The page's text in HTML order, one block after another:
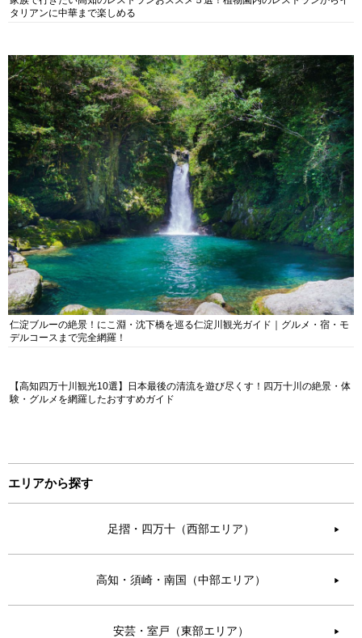
タリアンに中華まで楽しめる
仁淀ブルーの絶景！にこ淵・沈下橋を巡る仁淀川観光ガイド｜グルメ・宿・モ
デルコースまで完全網羅！
【高知四万十川観光10選】日本最後の清流を遊び尽くす！四万十川の絶景・体
験・グルメを網羅したおすすめガイド
エリアから探す
足摺・四万十（西部エリア） ▶︎
高知・須崎・南国（中部エリア） ▶︎
安芸・室戸（東部エリア） ▶︎